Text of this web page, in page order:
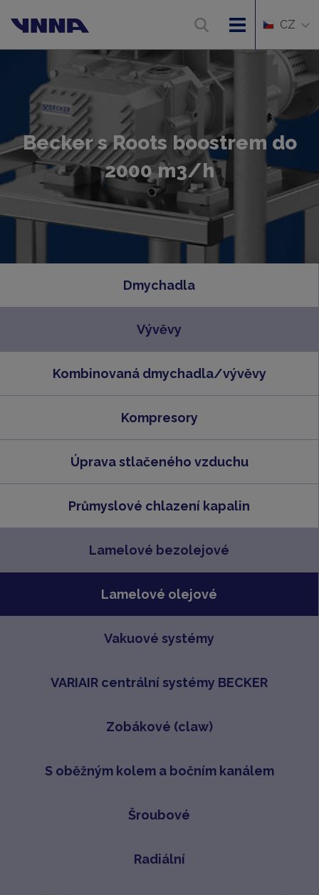
CZ
Becker s Roots boostrem do
2000 m3/h
Dmychadla
Vývěvy
Kombinovaná dmychadla/vývěvy
Kompresory
Úprava stlačeného vzduchu
Průmyslové chlazení kapalin
Lamelové bezolejové
Lamelové olejové
Vakuové systémy
VARIAIR centrální systémy BECKER
Zobákové (claw)
S oběžným kolem a bočním kanálem
Šroubové
Radiální